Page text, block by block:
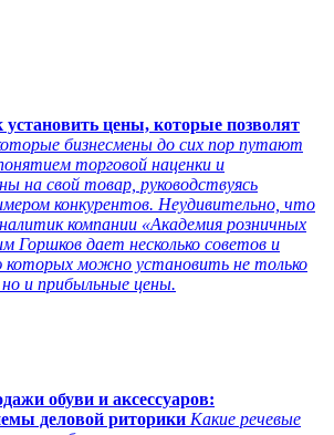
установить цены, которые позволят
бизнесмены до сих пор путают
торговой наценки и
на свой товар, руководствуясь
конкурентов. Неудивительно, что
компании «Академия розничных
Горшков дает несколько советов и
которых можно установить не только
и прибыльные цены.
обуви и аксессуаров:
деловой риторики Какие речевые